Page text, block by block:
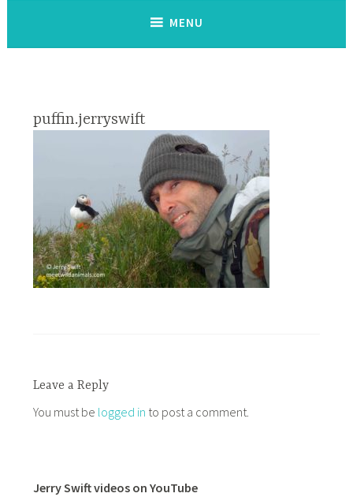
MENU
puffin.jerryswift
Leave a Reply
You must be logged in to post a comment.
Jerry Swift videos on YouTube